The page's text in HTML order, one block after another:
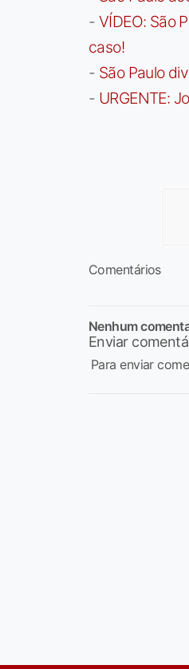
- VÍDEO: São
caso!
- São Paulo
- URGENTE:
Comentários
Nenhum
Enviar
Para enviar